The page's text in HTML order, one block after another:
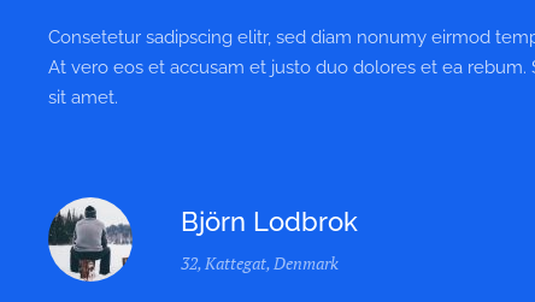
Consetetur sadipscing elitr, sed diam nonumy eirmod
At vero eos et accusam et justo duo dolores et ea
sit amet.
Björn Lodbrok
32, Kattegat, Denmark